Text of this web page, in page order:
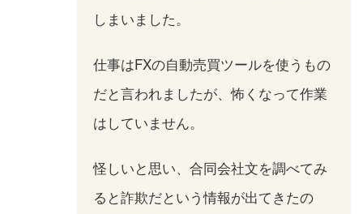
しまいました。
仕事はFXの自動売買ツールを使うもの
だと言われましたが、怖くなって作業
はしていません。
怪しいと思い、合同会社文を調べてみ
ると詐欺だという情報が出てきたの